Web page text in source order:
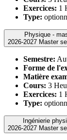
Exercices: 1
Type:
Physique -
2026-2027
Semestre:
Forme de
Matière
Cours: 3
Exercices: 1
Type:
Ingénierie
2026-2027